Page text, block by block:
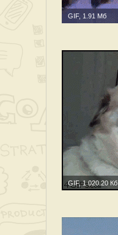
GIF, 1.91 Мб
GIF, 1 020.20 Кб